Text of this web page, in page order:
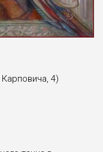
4)